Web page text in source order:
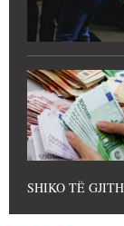
SHIKO TË